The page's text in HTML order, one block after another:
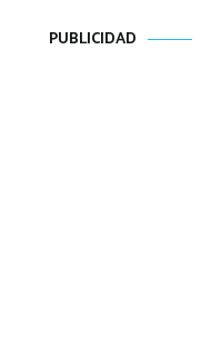
PUBLICIDAD